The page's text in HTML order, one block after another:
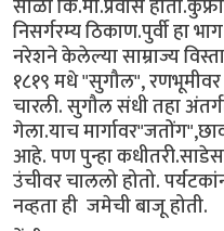
सोळा कि.मी.प्रवास
निसर्गरम्य ठिकाण.पुर्वी हा
नरेशने केलेल्या साम्राज्य
१८१९ मधे "सुगौल", रणभूमीवर
चारली. सुगौल संधी तहा
गेला.याच
आहे. पण पुन्हा
उंचीवर चाललो होतो.
नव्हता ही जमेची बाजू होती.